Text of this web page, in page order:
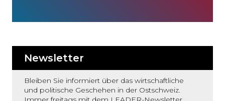
Newsletter
Bleiben Sie informiert über das wirtschaftliche
und politische Geschehen in der Ostschweiz.